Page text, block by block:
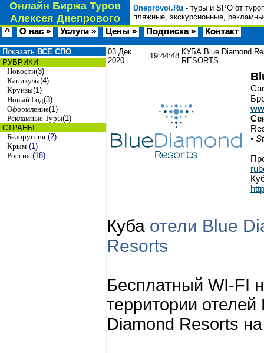
Онлайн Биржа Туров
Алексея Днепрового
Dneprovoi.Ru - туры и SPO от
пляжные, экскурсионные,
^ О нас » Услуги » Цены » Подписка » Контакт
Показать ВСЕ СПО
РУБРИКИ
Новости(3)
Каникулы(4)
Круизы(1)
Новый Год(3)
Оформление(1)
Рекламные Туры(1)
СТРАНЫ
Белоруссия (2)
Крым (1)
Россия (18)
03 Дек
2020
19:44:48 КУБА Blue Diamond
RESORTS
•
Куба отели Blue
Resorts
Бесплатный WI-FI
территории отелей
Diamond Resorts